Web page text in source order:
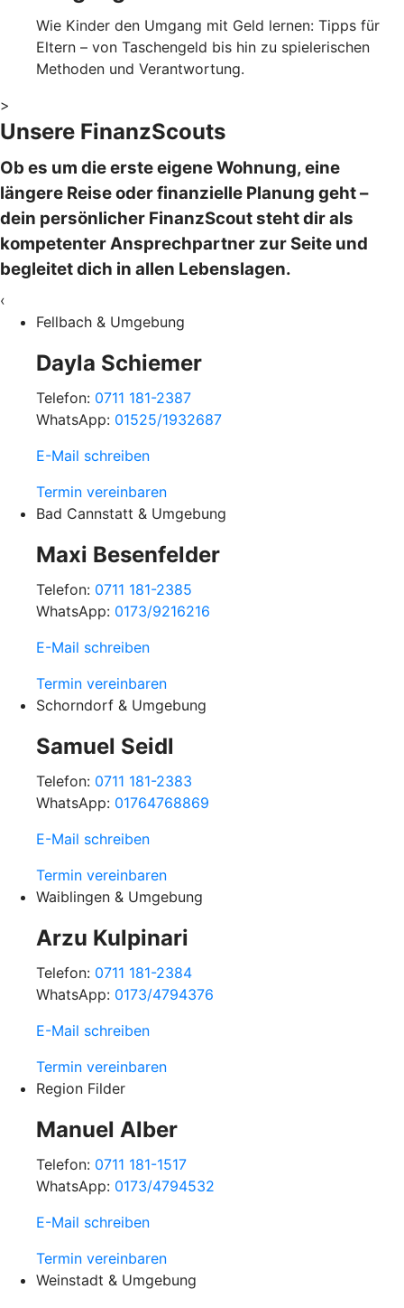
Wie Kinder den Umgang mit Geld lernen: Tipps für
Eltern – von Taschengeld bis hin zu spielerischen
Methoden und Verantwortung.
>
Unsere FinanzScouts
Ob es um die erste eigene Wohnung, eine
längere Reise oder finanzielle Planung geht –
dein persönlicher FinanzScout steht dir als
kompetenter Ansprechpartner zur Seite und
begleitet dich in allen Lebenslagen.
‹
Fellbach & Umgebung
Dayla Schiemer
Telefon: 0711 181-2387
WhatsApp: 01525/1932687
E-Mail schreiben
Termin vereinbaren
Bad Cannstatt & Umgebung
Maxi Besenfelder
Telefon: 0711 181-2385
WhatsApp: 0173/9216216
E-Mail schreiben
Termin vereinbaren
Schorndorf & Umgebung
Samuel Seidl
Telefon: 0711 181-2383
WhatsApp: 01764768869
E-Mail schreiben
Termin vereinbaren
Waiblingen & Umgebung
Arzu Kulpinari
Telefon: 0711 181-2384
WhatsApp: 0173/4794376
E-Mail schreiben
Termin vereinbaren
Region Filder
Manuel Alber
Telefon: 0711 181-1517
WhatsApp: 0173/4794532
E-Mail schreiben
Termin vereinbaren
Weinstadt & Umgebung